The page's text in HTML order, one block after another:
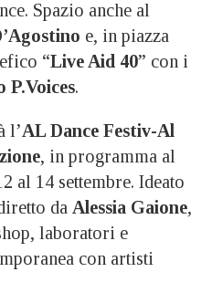
Spazio anche al
e, in piazza
“Live Aid 40” con i
P.Voices.
l’AL Dance Festiv-Al
, in programma al
al 14 settembre. Ideato
da Alessia Gaione,
laboratori e
con artisti